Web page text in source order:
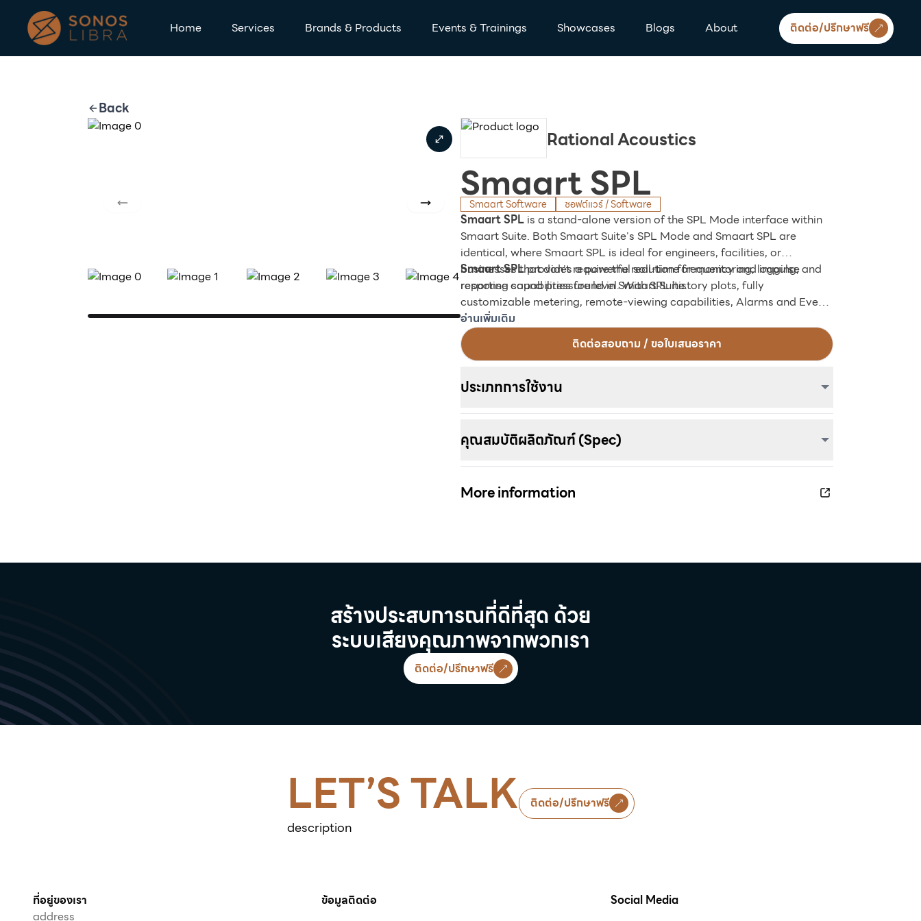
Home Services Brands & Products Events & Trainings Showcases Blogs About ติดต่อ/ปรึกษาฟรี
Back
Previous slide Next slide
Rational Acoustics
Smaart SPL
Smaart Software ซอฟต์แวร์ / Software
Smaart SPL is a stand-alone version of the SPL Mode interface within
Smaart Suite. Both Smaart Suite's SPL Mode and Smaart SPL are
identical, where Smaart SPL is ideal for engineers, facilities, or
businesses that don't require the real-time frequency and impulse
response capabilities found in Smaart Suite.
Smaart SPLprovides a powerful solution for monitoring, logging, and
reporting sound pressure level. With SPL history plots, fully
customizable metering, remote-viewing capabilities, Alarms and Event
Notes, customizable 'traffic light' meter coloring, logging and report
generation, and Class 1 or 2 capability with 10 EaZy hardware - Smaart
is the industry's leading software based SPL monitoring solution.
อ่านเพิ่มเติม
ติดต่อสอบถาม / ขอใบเสนอราคา
ประเภทการใช้งาน
คุณสมบัติผลิตภัณฑ์ (Spec)
More information
สร้างประสบการณที่ดีที่สุด ด้วย
ระบบเสียงคุณภาพจากพวกเรา
ติดต่อ/ปรึกษาฟรี
LET’S TALK
description
ติดต่อ/ปรึกษาฟรี
ที่อยู่ของเรา
address
ข้อมูลติดต่อ Social Media